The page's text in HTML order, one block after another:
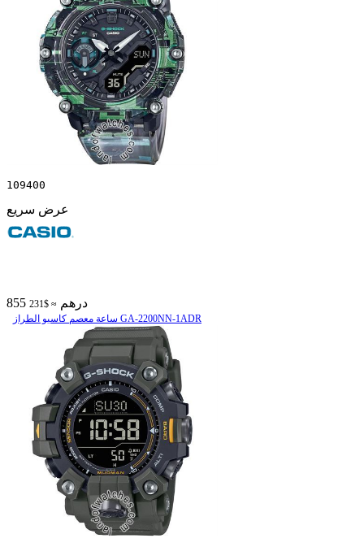
109400
عرض سريع
855 درهم ≈ $231
ساعة معصم کاسیو الطراز GA-2200NN-1ADR